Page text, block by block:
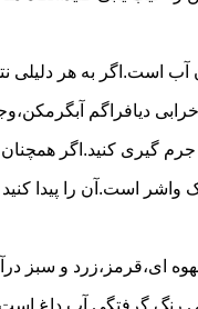
است.اگر به هر دلیلی
دیافراگم
گیری کنید.اگر
است.آن را پیدا
قهوه ای،قرمز،زرد و
گرفتگی آب داغ